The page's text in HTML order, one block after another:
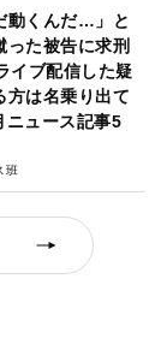
動くんだ…」と
った被告に求刑
イブ配信した疑
方は名乗り出て
ニュース記事5
班